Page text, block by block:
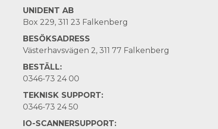
UNIDENT AB
Box 229, 311 23 Falkenberg
BESÖKSADRESS
Västerhavsvägen 2, 311 77 Falkenberg
BESTÄLL:
0346-73 24 00
TEKNISK SUPPORT:
0346-73 24 50
IO-SCANNERSUPPORT: